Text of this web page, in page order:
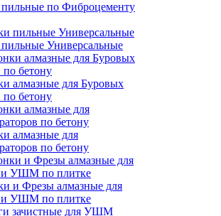
по Фиброцементу
Универсальные
алмазные для Буровых
бетону
алмазные для
по бетону
и Фрезы алмазные для
и УШМ по плитке